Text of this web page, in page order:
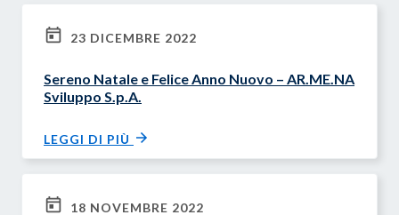
23 DICEMBRE 2022
Sereno Natale e Felice Anno Nuovo – AR.ME.NA
Sviluppo S.p.A.
LEGGI DI PIÙ
18 NOVEMBRE 2022